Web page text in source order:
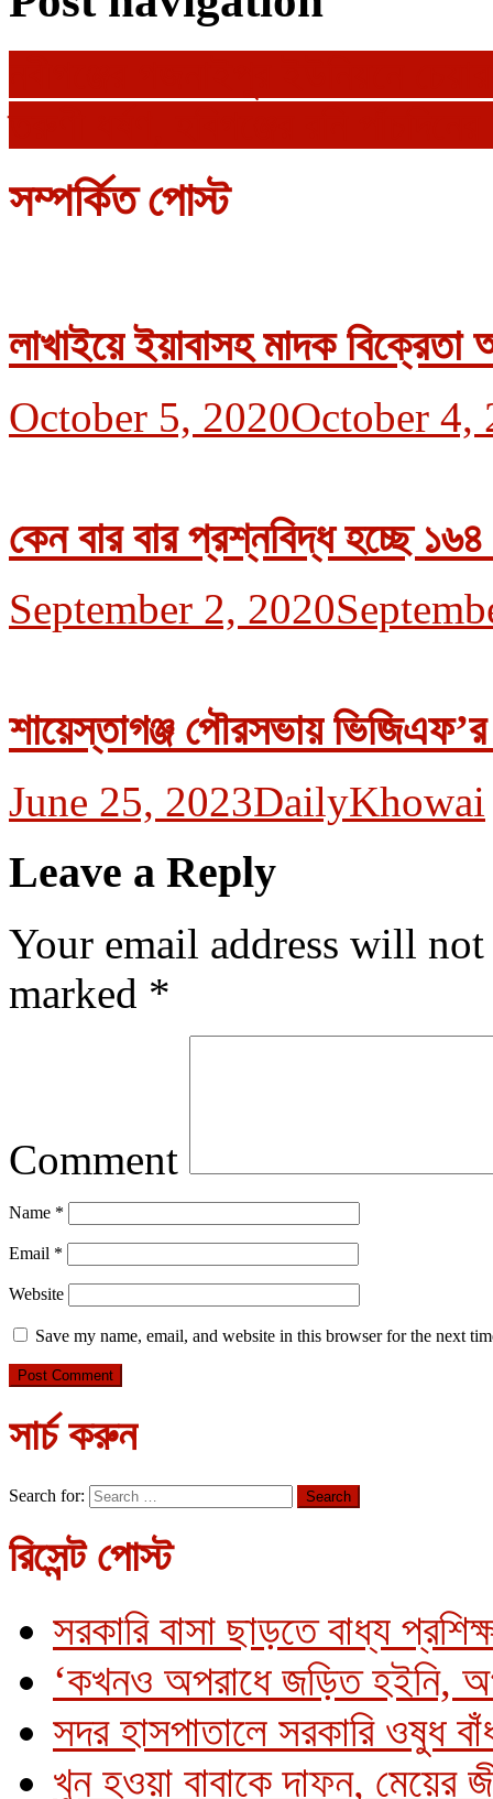
সম্পর্কিত পোস্ট
লাখাইয়ে ইয়াবাসহ মাদক
October 5, 2020October 4,
কেন বার বার প্রশ্নবিদ্ধ হচ্ছে ১৬৪
September 2, 2020
শায়েস্তাগঞ্জ পৌরসভায়
June 25, 2023DailyKhowai
Leave a Reply
Your email address will
marked *
Comment
Name *
Email *
Website
Save my name, email, and website in this browser for the next
সার্চ করুন
Search for:
রিসেন্ট পোস্ট
সরকারি বাসা ছাড়তে বাধ্য
‘কখনও অপরাধে জড়িত হইনি,
সদর হাসপাতালে সরকারি ওষুধ
খুন হওয়া বাবাকে দাফন, মেয়ের